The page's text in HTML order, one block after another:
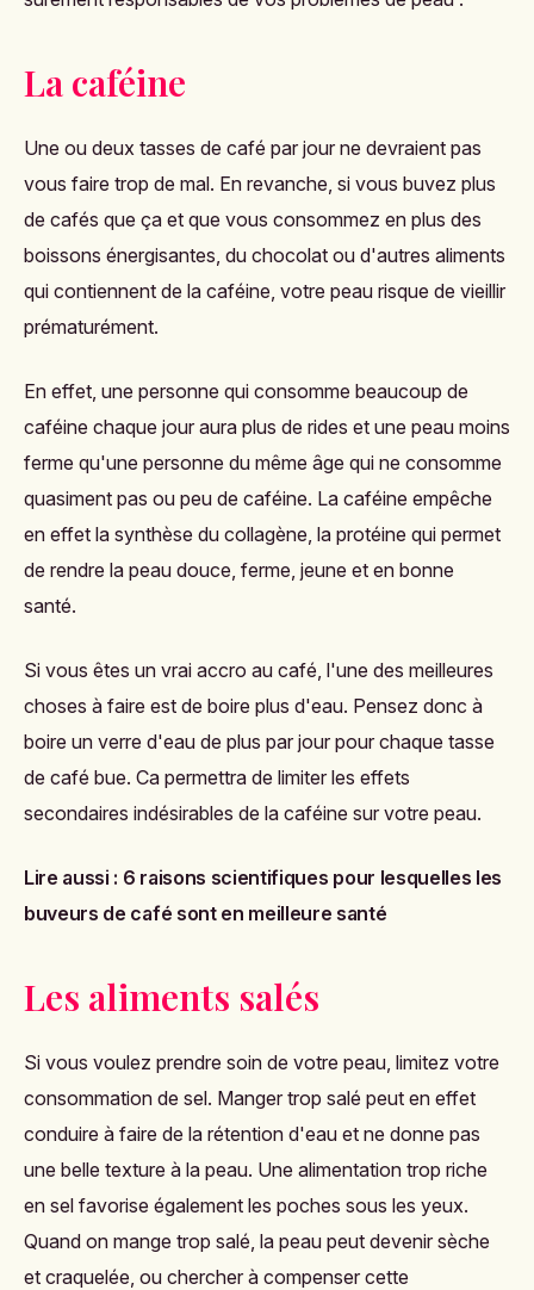
La caféine
Une ou deux tasses de café par jour ne devraient pas
vous faire trop de mal. En revanche, si vous buvez plus
de cafés que ça et que vous consommez en plus des
boissons énergisantes, du chocolat ou d'autres aliments
qui contiennent de la caféine, votre peau risque de vieillir
prématurément.
En effet, une personne qui consomme beaucoup de
caféine chaque jour aura plus de rides et une peau moins
ferme qu'une personne du même âge qui ne consomme
quasiment pas ou peu de caféine. La caféine empêche
en effet la synthèse du collagène, la protéine qui permet
de rendre la peau douce, ferme, jeune et en bonne
santé.
Si vous êtes un vrai accro au café, l'une des meilleures
choses à faire est de boire plus d'eau. Pensez donc à
boire un verre d'eau de plus par jour pour chaque tasse
de café bue. Ca permettra de limiter les effets
secondaires indésirables de la caféine sur votre peau.
Lire aussi : 6 raisons scientifiques pour lesquelles les
buveurs de café sont en meilleure santé
Les aliments salés
Si vous voulez prendre soin de votre peau, limitez votre
consommation de sel. Manger trop salé peut en effet
conduire à faire de la rétention d'eau et ne donne pas
une belle texture à la peau. Une alimentation trop riche
en sel favorise également les poches sous les yeux.
Quand on mange trop salé, la peau peut devenir sèche
et craquelée, ou chercher à compenser cette